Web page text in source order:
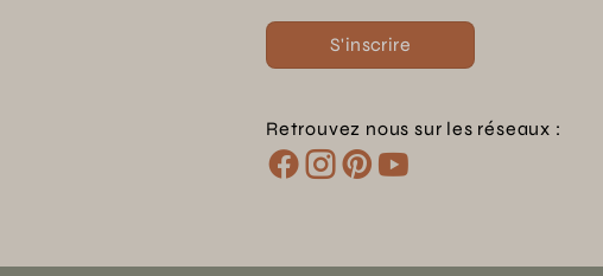
S'inscrire
Retrouvez nous sur les réseaux :